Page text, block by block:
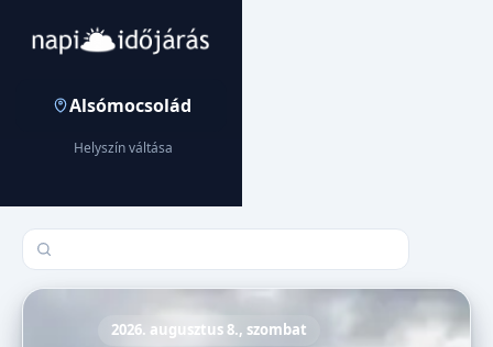
Alsómocsolád
Helyszín váltása
Település keresése
2026. augusztus 8., szombat